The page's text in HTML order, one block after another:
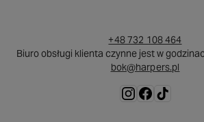
+48 732 108 464
Biuro obsługi klienta czynne jest w
bok@harpers.pl